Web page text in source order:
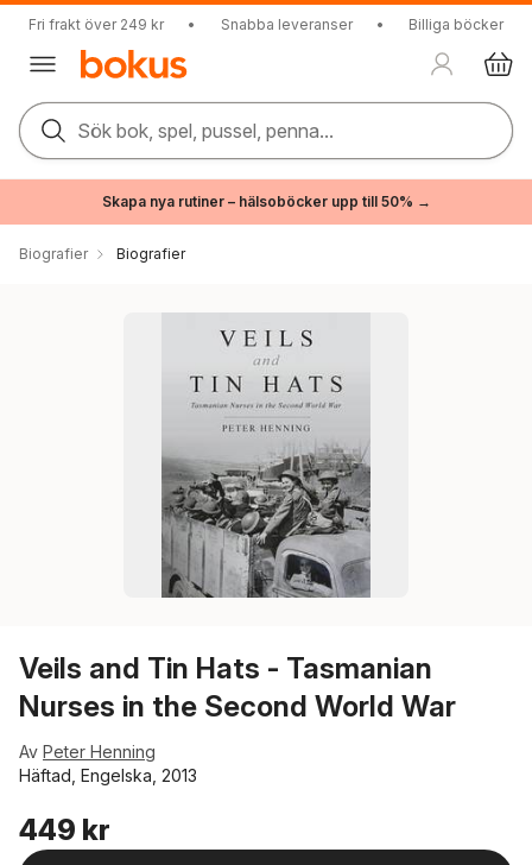
Fri frakt över 249 kr • Snabba leveranser • Billiga böcker
Sök bok, spel, pussel, penna...
Skapa nya rutiner – hälsoböcker upp till 50% →
Biografier Biografier
Veils and Tin Hats - Tasmanian
Nurses in the Second World War
Av Peter Henning
Häftad, Engelska, 2013
449 kr